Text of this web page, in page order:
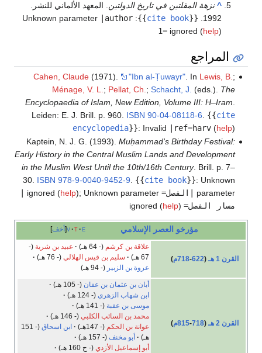
^ نزهة المقلتين في تاريخ الدولتين. المعهد الألماني للنشر.
1992.
{{
cite book
}}
:
Unknown parameter
|author
1= ignored (help)
المراجع
Cahen, Claude(1971). "Ibn al-Ṭuwayr". In Lewis, B. ;
Ménage, V. L. ; Pellat, Ch. ; Schacht, J. (eds.). The
Encyclopaedia of Islam, New Edition, Volume III: H–Iram
Leiden: E. J. Brill. p. 960. ISBN 90-04-08118-6 {{cite
encyclopedia}}: Invalid |ref=harv(help)
Kaptein, N. J. G. (1993). Muḥammad's Birthday Festival:
Early History in the Central Muslim Lands and Development
in the Muslim West Until the 10th/16th Century. Brill. p. 7–
30. ISBN 978-9-0040-9452-9 {{cite book}}: Unknown
parameter
|الفصل= ignored (
help); Unknown parameter
مسار الفصل= help)
أخف v t e مؤرخو العصر الإسلامي
القرن 1 هـ (
622
-718م )
علاقة بن كرشم (- 64 هـ) عبيد بن شرية (-
67 هـ)
سليم بن قيس الهلالي (- 76 هـ)
عروة بن الزبير (- 94 هـ)
القرن 2 هـ (
718
-815م )
أبان بن عثمان بن عفان (- 105 هـ)
ابن شهاب الزهري (- 124 هـ)
موسى بن عقبة (- 141 هـ)
محمد بن السائب الكلبي (- 146 هـ)
عوانة بن الحكم (- 147هـ) ابن اسحاق
(- 151
هـ)
أبو مخنف (- 157 هـ)
أبو إسماعيل الأزدي (- ح 160 هـ)